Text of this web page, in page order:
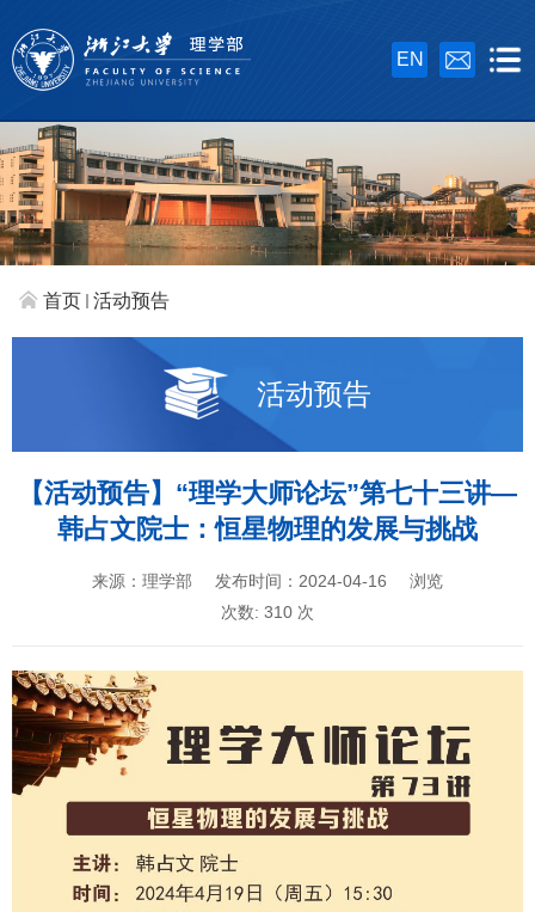
EN
首页 活动预告
活动预告
【活动预告】“理学大师论坛”第七十三讲—
韩占文院士：恒星物理的发展与挑战
来源：理学部 发布时间：2024-04-16
浏览
次数: 310 次